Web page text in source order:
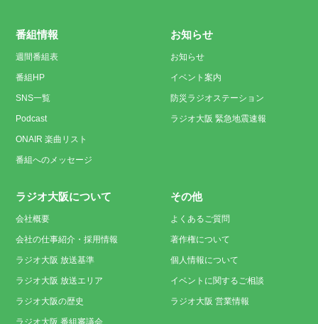
番組情報
週間番組表
番組HP
SNS一覧
Podcast
ONAIR 楽曲リスト
番組へのメッセージ
お知らせ
お知らせ
イベント案内
防災ラジオステーション
ラジオ大阪 緊急地震速報
ラジオ大阪について
会社概要
会社の仕事紹介・採用情報
ラジオ大阪 放送基準
ラジオ大阪 放送エリア
ラジオ大阪の歴史
ラジオ大阪 番組審議会
その他
よくあるご質問
著作権について
個人情報について
イベントに関するご相談
ラジオ大阪 営業情報